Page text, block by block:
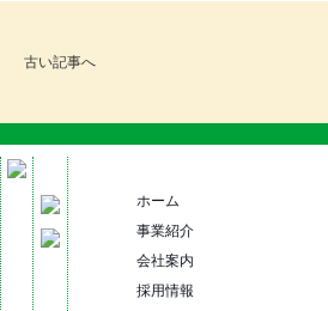
古い記事へ
ホーム
事業紹介
会社案内
採用情報